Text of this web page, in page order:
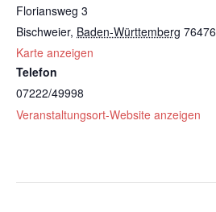
Floriansweg 3
Bischweier, Baden-Württemberg 76476
Karte anzeigen
Telefon
07222/49998
Veranstaltungsort-Website anzeigen